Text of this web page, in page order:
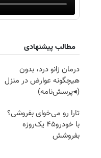
مطالب پیشنهادی
درمان زانو درد، بدون
هیچگونه عوارض در منزل
(◂پرسش‌نامه)
تارا رو می‌خوای بفروشی؟
با خودرو۴۵ یک‌روزه
بفروشش